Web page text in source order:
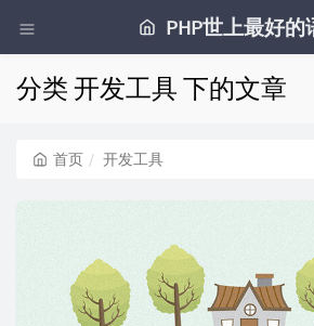
PHP世上最好的
分类 开发工具 下的文章
首页 开发工具